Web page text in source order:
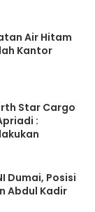
Air Hitam
Kantor
Star Cargo
:
Dumai, Posisi
Abdul Kadir